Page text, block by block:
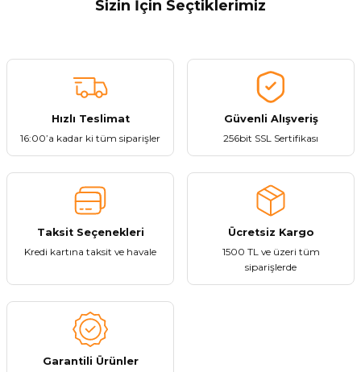
tarafımıza iletebilirsiniz.
Ürün resmi kalitesiz, bozuk veya görüntülenemiyor.
Ürün açıklamasında eksik bilgiler bulunuyor.
Ürün bilgilerinde hatalar bulunuyor.
Ürün fiyatı diğer sitelerden daha pahalı.
Bu ürüne benzer farklı alternatifler olmalı.
Sizin İçin Seçtiklerimiz
Roxy 4K HDTV Premium Yüksek Hızlı HDMI Kablo 1,5m
204,84 ₺
Roxy
Roxy 4K HDTV Premium Yüksek Hızlı HDMI Kablo 10m
614,52 ₺
Hızlı Teslimat
16:00’a kadar ki tüm siparişler
Güvenli Alışveriş
256bit SSL Sertifikası
Taksit Seçenekleri
Kredi kartına taksit ve havale
Ücretsiz Kargo
1500 TL ve üzeri tüm
siparişlerde
Garantili Ürünler